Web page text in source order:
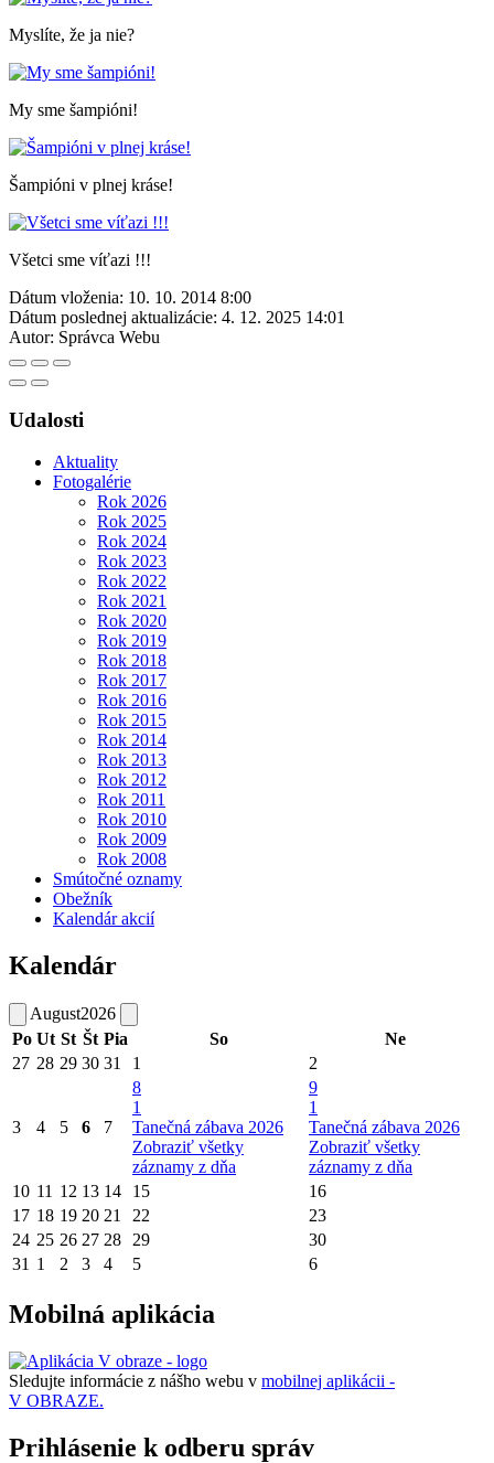
Myslíte, že ja nie?
My sme šampióni!
Šampióni v plnej kráse!
Všetci sme víťazi !!!
Dátum vloženia: 10. 10. 2014 8:00
Dátum poslednej aktualizácie: 4. 12. 2025 14:01
Autor: Správca Webu
Udalosti
Aktuality
Fotogalérie
Rok 2026
Rok 2025
Rok 2024
Rok 2023
Rok 2022
Rok 2021
Rok 2020
Rok 2019
Rok 2018
Rok 2017
Rok 2016
Rok 2015
Rok 2014
Rok 2013
Rok 2012
Rok 2011
Rok 2010
Rok 2009
Rok 2008
Smútočné oznamy
Obežník
Kalendár akcií
Kalendár
August2026
Po Ut St Št Pia So
Ne
27 28 29 30 31 1 2
3 4 5 6 7
8
1
Tanečná zábava 2026
Zobraziť všetky
záznamy z dňa
9
1
Tanečná zábava 2026
Zobraziť všetky
záznamy z dňa
10 11 12 13 14 15
16
17 18 19 20 21 22
23
24 25 26 27 28 29
30
31 1 2 3 4 5 6
Mobilná aplikácia
Sledujte informácie z nášho webu v mobilnej aplikácii -
V OBRAZE.
Prihlásenie k odberu správ